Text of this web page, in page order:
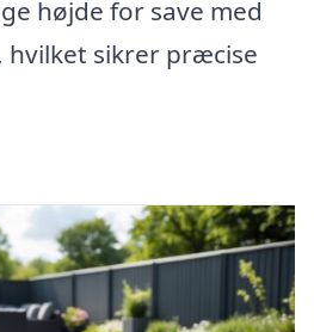
højde for save med
sikrer præcise